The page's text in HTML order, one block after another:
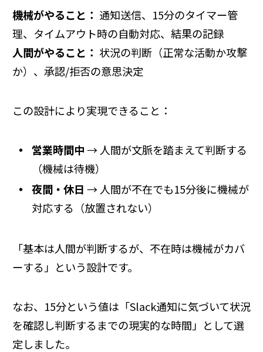
機械がやること： 通知送信、15分のタイマー管
理、タイムアウト時の自動対応、結果の記録
人間がやること： 状況の判断（正常な活動か攻撃
か）、承認/拒否の意思決定
この設計により実現できること：
営業時間中→ 人間が文脈を踏まえて判断する
（機械は待機）
夜間・休日 → 人間が不在でも15分後に機械が
対応する（放置されない）
「基本は人間が判断するが、不在時は機械がカバ
ーする」という設計です。
なお、15分という値は「Slack通知に気づいて状況
を確認し判断するまでの現実的な時間」として選
定しました。